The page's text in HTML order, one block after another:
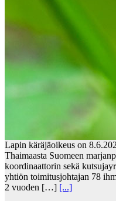
Lapin käräjäoikeus on
Thaimaasta Suomeen
koordinaattorin sekä
yhtiön toimitusjohtajan 78
2 vuoden […] [...]